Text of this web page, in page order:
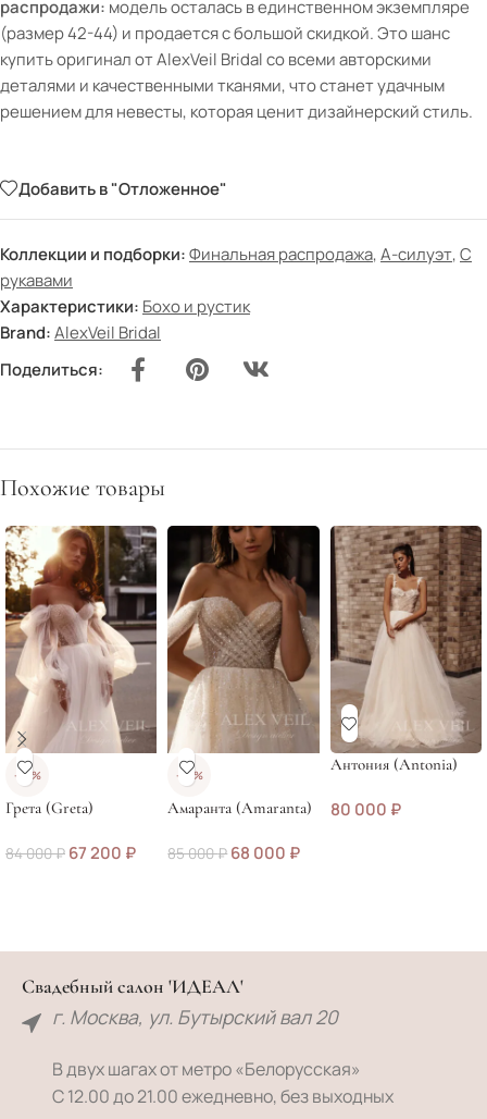
распродажи: модель осталась в единственном экземпляре
(размер 42-44) и продается с большой скидкой. Это шанс
купить оригинал от AlexVeil Bridal со всеми авторскими
деталями и качественными тканями, что станет удачным
решением для невесты, которая ценит дизайнерский стиль.
Добавить в "Отложенное"
Коллекции и подборки:Финальная распродажа,А-силуэт,С
рукавами
Характеристики: Бохо и рустик
Brand:AlexVeil Bridal
Поделиться:
Похожие товары
-20%
Грета (Greta)
84 000₽ 67 200 ₽
-20%
Амаранта (Amaranta)
85 000₽ 68 000 ₽
Антония (Antonia)
80 000 ₽
Свадебный салон 'ИДЕАЛ'
г. Москва, ул. Бутырский вал 20
В двух шагах от метро «Белорусская»
С 12.00 до 21.00 ежедневно, без выходных